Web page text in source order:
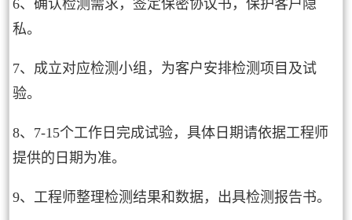
6、确认检测需求，签定保密协议书，保护客户隐
私。
7、成立对应检测小组，为客户安排检测项目及试
验。
8、7-15个工作日完成试验，具体日期请依据工程师
提供的日期为准。
9、工程师整理检测结果和数据，出具检测报告书。